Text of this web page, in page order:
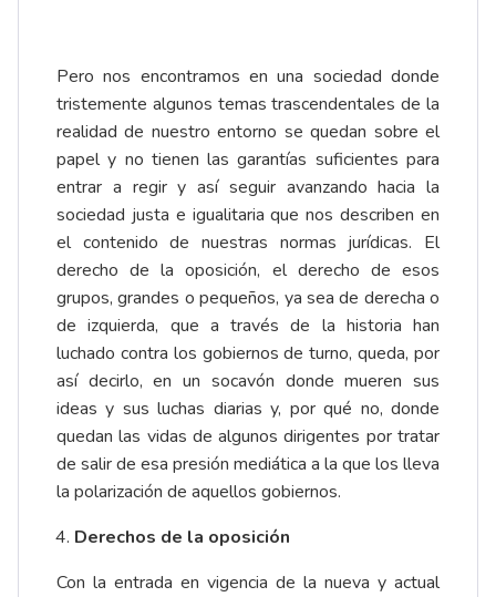
Pero nos encontramos en una sociedad donde
tristemente algunos temas trascendentales de la
realidad de nuestro entorno se quedan sobre el
papel y no tienen las garantías suficientes para
entrar a regir y así seguir avanzando hacia la
sociedad justa e igualitaria que nos describen en
el contenido de nuestras normas jurídicas. El
derecho de la oposición, el derecho de esos
grupos, grandes o pequeños, ya sea de derecha o
de izquierda, que a través de la historia han
luchado contra los gobiernos de turno, queda, por
así decirlo, en un socavón donde mueren sus
ideas y sus luchas diarias y, por qué no, donde
quedan las vidas de algunos dirigentes por tratar
de salir de esa presión mediática a la que los lleva
la polarización de aquellos gobiernos.
Derechos de la oposición
Con la entrada en vigencia de la nueva y actual